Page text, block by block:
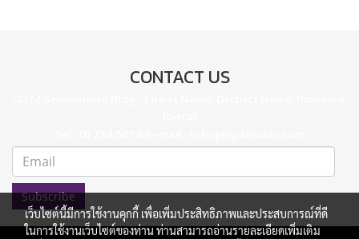
CONTACT US
Subscribe
เว็บไซต์นี้มีการใช้งานคุกกี้ เพื่อเพิ่มประสิทธิภาพและประสบการณ์ที่ดี
ในการใช้งานเว็บไซต์ของท่าน ท่านสามารถอ่านรายละเอียดเพิ่มเติม